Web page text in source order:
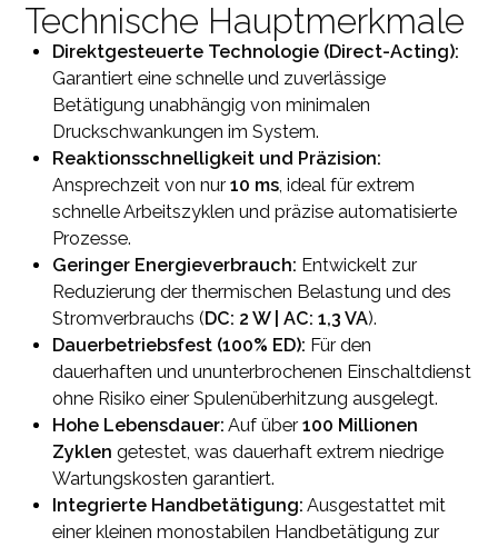
Technische Hauptmerkmale
Direktgesteuerte Technologie (Direct-Acting):
Garantiert eine schnelle und zuverlässige
Betätigung unabhängig von minimalen
Druckschwankungen im System.
Reaktionsschnelligkeit und Präzision:
Ansprechzeit von nur 10 ms, ideal für extrem
schnelle Arbeitszyklen und präzise automatisierte
Prozesse.
Geringer Energieverbrauch: Entwickelt zur
Reduzierung der thermischen Belastung und des
Stromverbrauchs (DC: 2 W | AC: 1,3 VA).
Dauerbetriebsfest (100% ED): Für den
dauerhaften und ununterbrochenen Einschaltdienst
ohne Risiko einer Spulenüberhitzung ausgelegt.
Hohe Lebensdauer: Auf über 100 Millionen
Zyklen getestet, was dauerhaft extrem niedrige
Wartungskosten garantiert.
Integrierte Handbetätigung: Ausgestattet mit
einer kleinen monostabilen Handbetätigung zur